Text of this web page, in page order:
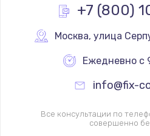
1600
Ремонт
2500
+7 (800)
Москва, улица
Ежедневно с
info@fix-
Все консультации по
совершенно